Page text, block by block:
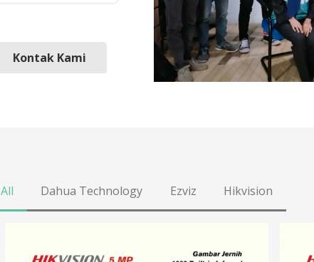
Kontak Kami
All Dahua Technology Ezviz Hikvision